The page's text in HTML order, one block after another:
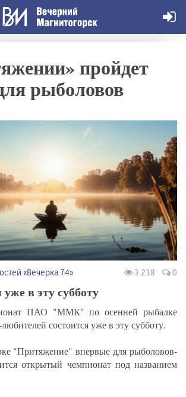
пройдет
рыболовов
«Вечерка 74» 3 238 0
в эту субботу
ПАО "ММК" по осенней рыбалке
состоится уже в эту субботу.
"Притяжение" впервые для рыболовов-
открытый чемпионат под названием